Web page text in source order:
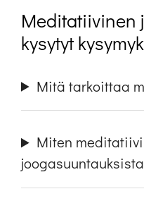
Meditatiivinen
kysytyt
Mitä tarkoittaa
Miten